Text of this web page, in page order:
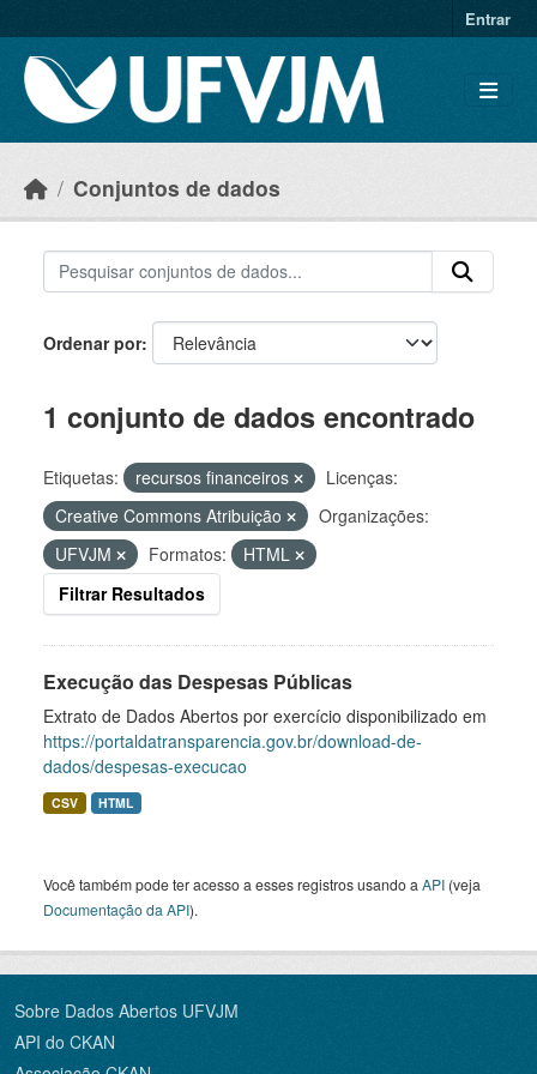
Entrar
Conjuntos de dados
Ordenar por
1 conjunto de dados encontrado
Etiquetas: recursos financeiros
Licenças:
Creative Commons Atribuição
Organizações:
UFVJM
Formatos:
HTML
Filtrar Resultados
Execução das Despesas Públicas
Extrato de Dados Abertos por exercício disponibilizado em
https://portaldatransparencia.gov.br/download-de-
dados/despesas-execucao
CSV HTML
Você também pode ter acesso a esses registros usando a API (veja
Documentação da API).
Sobre Dados Abertos UFVJM
API do CKAN